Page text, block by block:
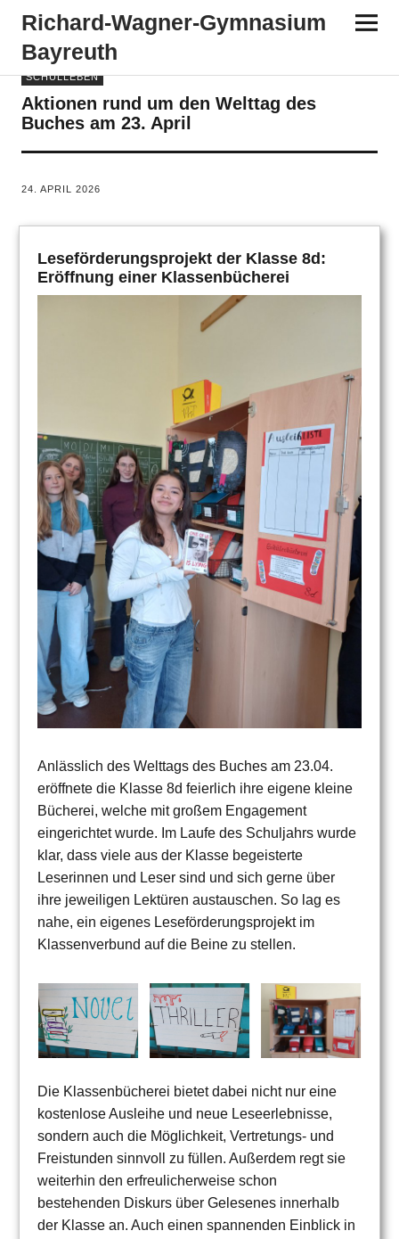
Richard-​​Wagner-​​Gymnasium
Bayreuth
SCHULLEBEN
Aktionen rund um den Welttag des
Buches am 23. April
24. APRIL 2026
Leseförderungsprojekt der Klasse 8d:
Eröffnung einer Klassenbücherei
Anlässlich des Welttags des Buches am 23.04.
eröffnete die Klasse 8d feierlich ihre eigene kleine
Bücherei, welche mit großem Engagement
eingerichtet wurde. Im Laufe des Schuljahrs wurde
klar, dass viele aus der Klasse begeisterte
Leserinnen und Leser sind und sich gerne über
ihre jeweiligen Lektüren austauschen. So lag es
nahe, ein eigenes Leseförderungsprojekt im
Klassenverbund auf die Beine zu stellen.
Die Klassenbücherei bietet dabei nicht nur eine
kostenlose Ausleihe und neue Leseerlebnisse,
sondern auch die Möglichkeit, Vertretungs- und
Freistunden sinnvoll zu füllen. Außerdem regt sie
weiterhin den erfreulicherweise schon
bestehenden Diskurs über Gelesenes innerhalb
der Klasse an. Auch einen spannenden Einblick in